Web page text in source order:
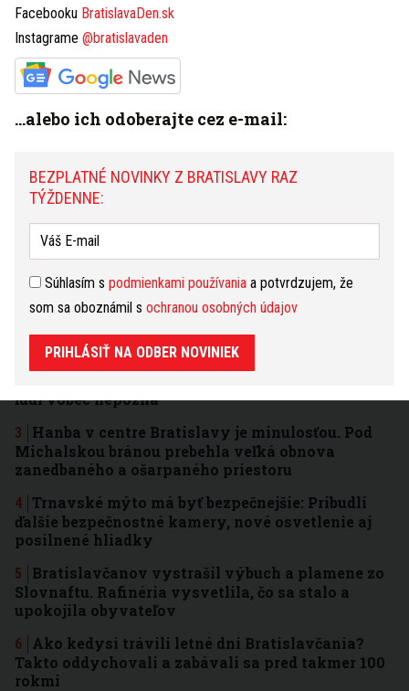
HOROSKOP
Dnešný Zajtrajší Týždenný
Rak (22.6. - 22.7.)
V zamestnaní sa dnes stretnete s nepochopením.
Zamerajte sa radšej na to pozitívne a poďakujete za
to, čo máte. Určite je toho dosť.
NAJČÍTANEJŠIE 3 dni 7 dní 31 dní
Myslíte si, že poznáte bratislavské jazerá?
Tieto zaujímavosti o ich vzniku či kapacite vás
ROZHOVOR: Rado z Nie je túra bez Štúra vám
ľudí vôbec nepozná
Hanba v centre Bratislavy je minulosťou. Pod
Michalskou bránou prebehla veľká obnova
zanedbaného a ošarpaného priestoru
Trnavské mýto má byť bezpečnejšie: Pribudli
ďalšie bezpečnostné kamery, nové osvetlenie aj
posilnené hliadky
Bratislavčanov vystrašil výbuch a plamene zo
Slovnaftu. Rafinéria vysvetlila, čo sa stalo a
upokojila obyvateľov
Ako kedysi trávili letné dni Bratislavčania?
Takto oddychovali a zabávali sa pred takmer 100
rokmi
Facebooku BratislavaDen.sk
Instagrame @bratislavaden
...alebo ich odoberajte cez e-mail:
BEZPLATNÉ NOVINKY Z BRATISLAVY RAZ
TÝŽDENNE:
Súhlasím s podmienkami používania a potvrdzujem, že
som sa oboznámil s ochranou osobných údajov
PRIHLÁSIŤ NA ODBER NOVINIEK